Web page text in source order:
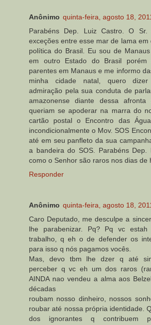
Anônimo quinta-feira, agosto 18,
Parabéns Dep. Luiz Castro. O
exceções entre esse mar de lama
política do Brasil. Eu sou de
em outro Estado do Brasil porém
parentes em Manaus e me informo
minha cidade natal, quero
admiração pela sua conduta de
amazonense diante dessa
queriam se apoderar na marra do
cartão postal o Encontro das
incondicionalmente o Mov. SOS
até em seu panfleto da sua
a bandeira do SOS. Parabéns Dep.
como o Senhor são raros nos dias de
Responder
Anônimo quinta-feira, agosto 18,
Caro Deputado, me desculpe a
lhe parabenizar. Pq? Pq vc estah
trabalho, q eh o de defender os
para isso q nós pagamos vocês.
Mas, devo tbm lhe dzer q até
perceber q vc eh um dos raros
AINDA nao vendeu a alma aos
décadas
roubam nosso dinheiro, nossos
roubar até nossa própria identidade.
dos ignorantes q contribuem